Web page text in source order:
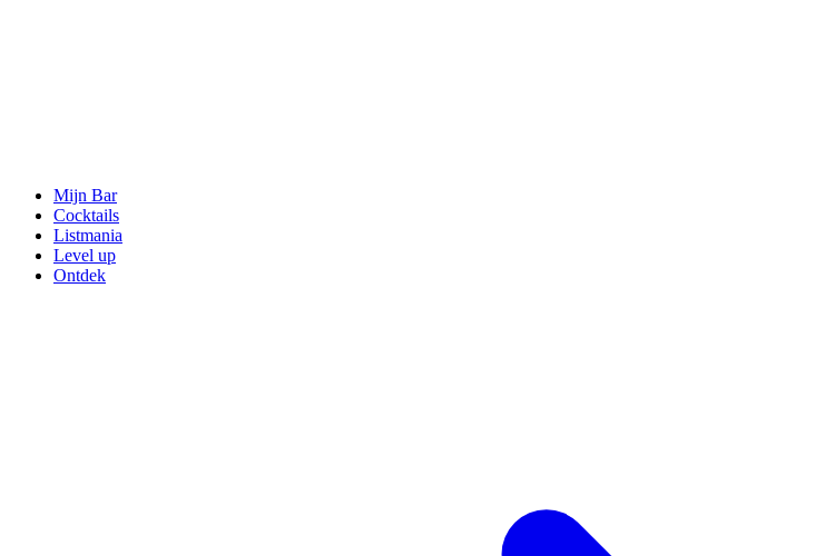
Mijn Bar
Cocktails
Listmania
Level up
Ontdek